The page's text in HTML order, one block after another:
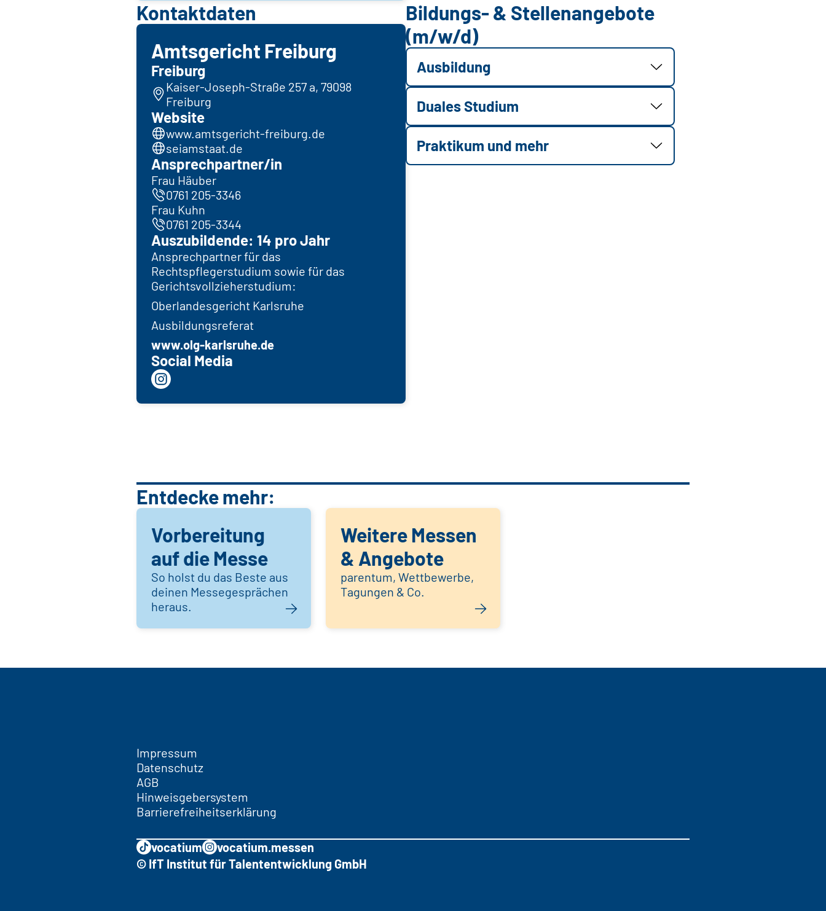
Kontaktdaten
Amtsgericht Freiburg
Freiburg
Kaiser-Joseph-Straße 257 a, 79098
Freiburg
Website
www.amtsgericht-freiburg.de
seiamstaat.de
Ansprechpartner/in
Frau Häuber
0761 205-3346
Frau Kuhn
0761 205-3344
Auszubildende: 14 pro Jahr
Ansprechpartner für das
Rechtspflegerstudium sowie für das
Gerichtsvollzieherstudium:
Oberlandesgericht Karlsruhe
Ausbildungsreferat
www.olg-karlsruhe.de
Social Media
Bildungs- & Stellenangebote
(m/w/d)
Ausbildung
Duales Studium
Praktikum und mehr
Entdecke mehr:
Vorbereitung
auf die Messe
So holst du das Beste aus
deinen Messegesprächen
heraus.
Weitere Messen
& Angebote
parentum, Wettbewerbe,
Tagungen & Co.
Impressum
Datenschutz
AGB
Hinweisgebersystem
Barrierefreiheitserklärung
vocatium
vocatium.messen
© IfT Institut für Talententwicklung GmbH